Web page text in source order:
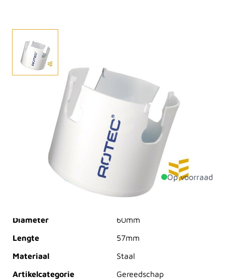
De MultiPurpose gatzag is speciaal ontworpen voor de
vakman die veelvuldig met hout, zachte steensoorten
(tot hardheid 4) en kunststof werkt. Met name
installateurs in de keukenbranche zijn enthousiast over
dit product. De MultiPurpose gatzaag wordt niet voor
niets de 'allround' gatzaag genoemd.
Op voorraad
Diameter
60mm
Lengte
57mm
Materiaal
Staal
Artikelcategorie
Gereedschap